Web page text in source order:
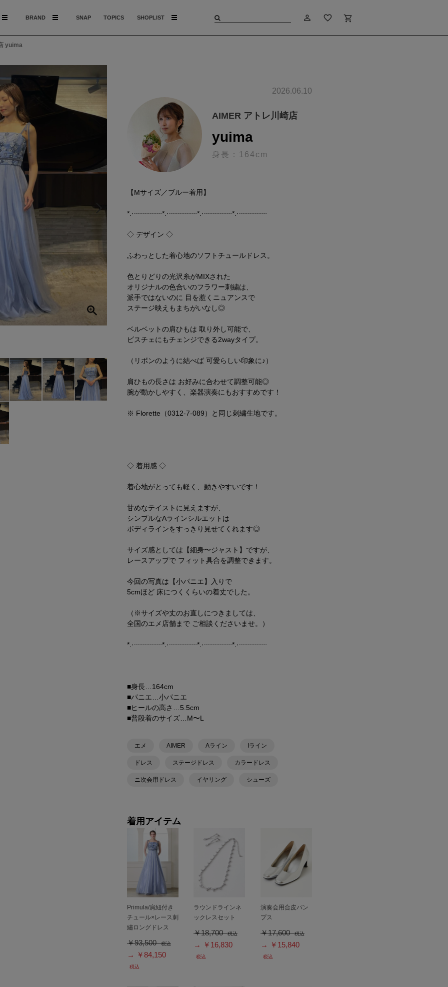
BRAND SNAP TOPICS SHOPLIST person_outline favorite_border shopping_cart
yuima
2026.06.10
AIMER アトレ川崎店
yuima
身長：164cm
【Mサイズ／ブルー着用】
*.·┈┈┈┈*.·┈┈┈┈*.·┈┈┈┈*.·┈┈┈┈
◇ デザイン ◇
ふわっとした着心地のソフトチュールドレス。
色とりどりの光沢糸がMIXされた
オリジナルの色合いのフラワー刺繍は、
派手ではないのに 目を惹くニュアンスで
ステージ映えもまちがいなし◎
ベルベットの肩ひもは 取り外し可能で、
ビスチェにもチェンジできる2wayタイプ。
（リボンのように結べば 可愛らしい印象に♪）
肩ひもの長さは お好みに合わせて調整可能◎
腕が動かしやすく、楽器演奏にもおすすめです！
※ Florette（0312-7-089）と同じ刺繍生地です。
◇ 着用感 ◇
着心地がとっても軽く、動きやすいです！
甘めなテイストに見えますが、
シンプルなAラインシルエットは
ボディラインをすっきり見せてくれます◎
サイズ感としては【細身〜ジャスト】ですが、
レースアップで フィット具合を調整できます。
今回の写真は【小パニエ】入りで
5cmほど 床につくくらいの着丈でした。
（※サイズや丈のお直しにつきましては、
全国のエメ店舗まで ご相談くださいませ。）
*.·┈┈┈┈*.·┈┈┈┈*.·┈┈┈┈*.·┈┈┈┈
■身長…164cm
■パニエ…小パニエ
■ヒールの高さ…5.5cm
■普段着のサイズ…M〜L
エメ AIMER Aライン Iライン
ドレス ステージドレス カラードレス
ニ次会用ドレス イヤリング シューズ
着用アイテム
Primula/肩紐付き
チュール×レース刺
繡ロングドレス
￥93,500 税込
→ ￥84,150
税込
ラウンドラインネ
ックレスセット
￥18,700 税込
→ ￥16,830
税込
演奏会用合皮パン
プス
￥17,600 税込
→ ￥15,840
税込